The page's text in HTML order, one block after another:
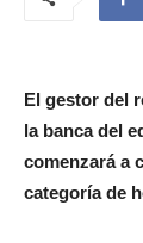
El gestor del
la banca del
comenzará a
categoría de